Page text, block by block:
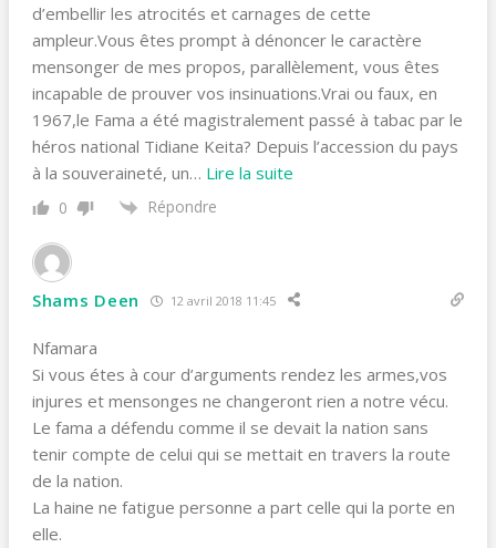
d’embellir les atrocités et carnages de cette
ampleur.Vous êtes prompt à dénoncer le caractère
mensonger de mes propos, parallèlement, vous êtes
incapable de prouver vos insinuations.Vrai ou faux, en
1967,le Fama a été magistralement passé à tabac par le
héros national Tidiane Keita? Depuis l’accession du pays
à la souveraineté, un… Lire la suite
0 Répondre
Shams Deen 12 avril 2018 11:45
Nfamara
Si vous étes à cour d’arguments rendez les armes,vos
injures et mensonges ne changeront rien a notre vécu.
Le fama a défendu comme il se devait la nation sans
tenir compte de celui qui se mettait en travers la route
de la nation.
La haine ne fatigue personne a part celle qui la porte en
elle.